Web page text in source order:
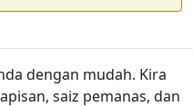
dengan mudah. Kira
saiz pemanas, dan